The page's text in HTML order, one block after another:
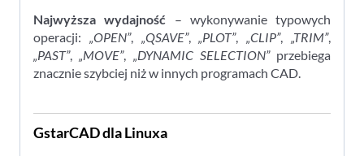
Najwyższa wydajność – wykonywanie typowych
operacji:
„OPEN”, „QSAVE”, „PLOT”, „CLIP”, „TRIM”,
„PAST”, „MOVE”, „DYNAMIC SELECTION”przebiega
znacznie szybciej niż w innych programach CAD.
GstarCAD dla Linuxa